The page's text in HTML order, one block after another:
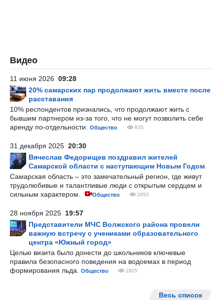
Видео
11 июня 2026 09:28
20% самарских пар продолжают жить вместе после
расставания
10% респондентов признались, что продолжают жить с
бывшим партнером из-за того, что не могут позволить себе
аренду по-отдельности.
Общество 835
31 декабря 2025 20:30
Вячеслав Федорищев поздравил жителей
Самарской области с наступающим Новым Годом
Самарская область – это замечательный регион, где живут
трудолюбивые и талантливые люди с открытым сердцем и
сильным характером.
Общество 2652
28 ноября 2025 19:57
Представители МЧС Волжского района провели
важную встречу с учениками образовательного
центра «Южный город»
Целью визита было донести до школьников ключевые
правила безопасного поведения на водоемах в период
формирования льда.
Общество 2825
Весь список